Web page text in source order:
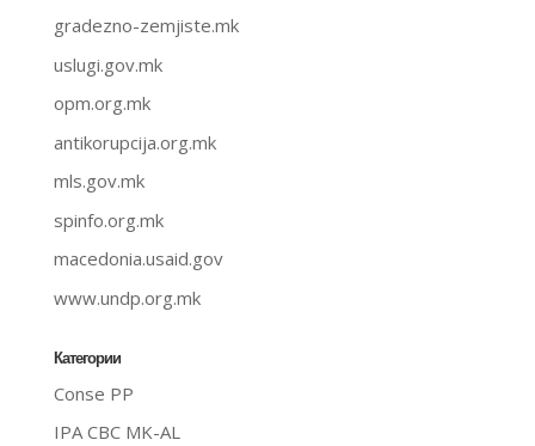
gradezno-zemjiste.mk
uslugi.gov.mk
opm.org.mk
antikorupcija.org.mk
mls.gov.mk
spinfo.org.mk
macedonia.usaid.gov
www.undp.org.mk
Категории
Conse PP
IPA CBC MK-AL